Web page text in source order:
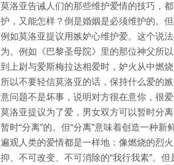
莫洛亚告诫人们的那些维护爱情的技巧，
护，又能怎样？倒是婚姻是必须维护的。
例如莫洛亚提议用嫉妒心维护爱。这个说
为。例如《巴黎圣母院》里的那位神父所
到上尉与爱斯梅拉达相爱时，妒火从中燃
所以不要轻信莫洛亚的话，保持什么爱的
意问题不是坏事，说明对方很在意你，很
莫洛亚提议为了爱，男女双方可以暂时分
暂时“分离”的。但“分离”意味着创造一种
遍观人类的爱情都是一样地：像燃烧的烈
抑、不可改变、不可消除的“我行我素”。